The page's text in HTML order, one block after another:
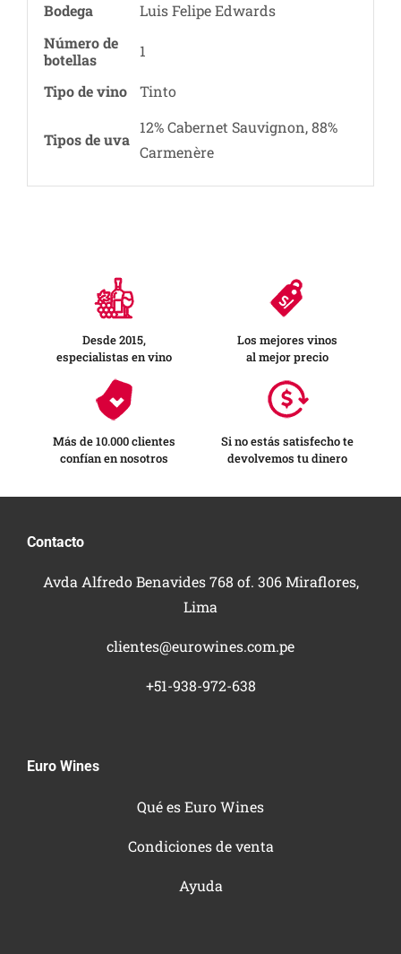
Bodega
Luis Felipe Edwards
Número de
botellas
1
Tipo de vino Tinto
Tipos de uva
12% Cabernet Sauvignon, 88%
Carmenère
Desde 2015,
especialistas en vino
Los mejores vinos
al mejor precio
Más de 10.000 clientes
confían en nosotros
Si no estás satisfecho te
devolvemos tu dinero
Contacto
Avda Alfredo Benavides 768 of. 306 Miraflores,
Lima
clientes@eurowines.com.pe
+51-938-972-638
Euro Wines
Qué es Euro Wines
Condiciones de venta
Ayuda